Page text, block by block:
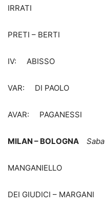
IRRATI
PRETI – BERTI
IV: ABISSO
VAR: DI PAOLO
AVAR: PAGANESSI
MILAN – BOLOGNA
MANGANIELLO
DEI GIUDICI – MARGANI